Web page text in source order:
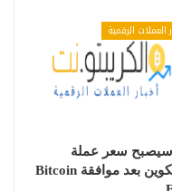
العملات الرقمية
سعر عملة
#بيتكوين بعد موافقة Bitcoin